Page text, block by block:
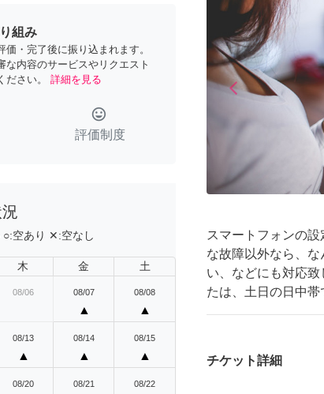
組み
・完了後に振り込まれます。
内容のサービスやリクエスト
さい。
詳細を見る
tag_faces
評価制度
○:空あり ✕:空なし
木 金 土
08/06 08/07
▲
08/08
▲
08/13
▲
08/14
▲
08/15
▲
08/20 08/21 08/22
arrow_back_iosPrevious
スマートフォンの
な故障以外なら、
い、などにも対応
たは、土日の日中帯
チケット詳細